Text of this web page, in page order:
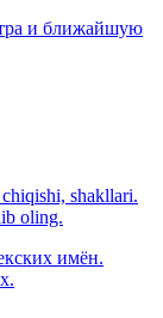
и ближайшую
shakllari.
oling.
имён.